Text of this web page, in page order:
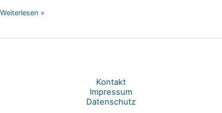
Artikel
Weiterlesen »
Kontakt
Impressum
Datenschutz